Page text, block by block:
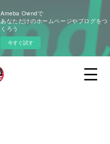
Ameba Owndで
あなただけのホームページやブログをつ
くろう
今すぐ試す